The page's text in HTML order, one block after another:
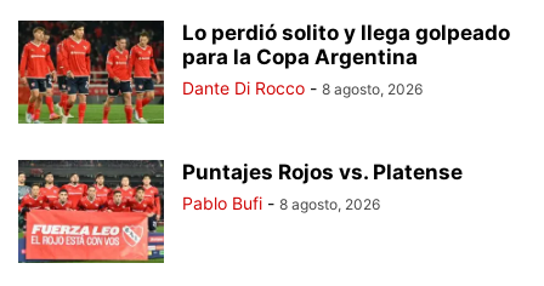
Lo perdió solito y llega golpeado
para la Copa Argentina
Dante Di Rocco - 8 agosto, 2026
Puntajes Rojos vs. Platense
Pablo Bufi - 8 agosto, 2026